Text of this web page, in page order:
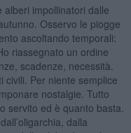
alberi impollinatori dalle
Osservo le piogge
ascoltando temporali:
riassegnato un ordine
scadenze, necessità.
civili. Per niente semplice
nostalgie. Tutto
servito ed è quanto basta.
dalla